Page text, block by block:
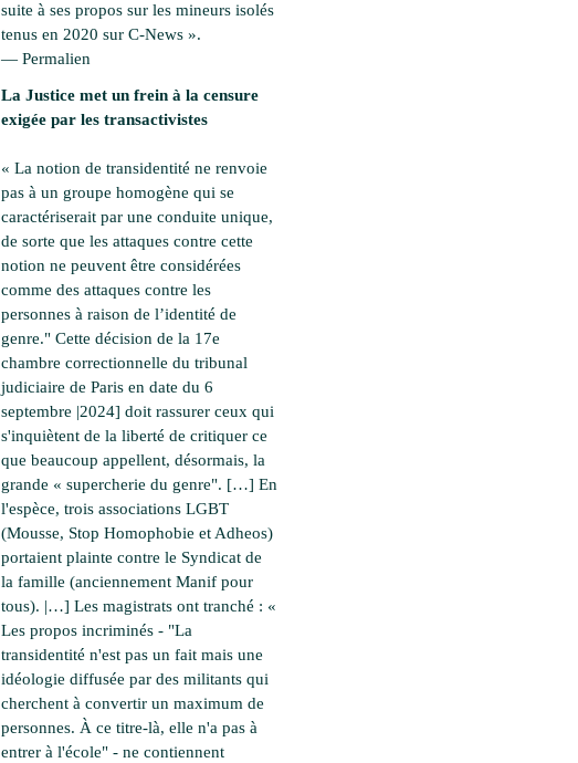
suite à ses propos sur les mineurs isolés
tenus en 2020 sur C-News ».
— Permalien
La Justice met un frein à la censure
exigée par les transactivistes
« La notion de transidentité ne renvoie
pas à un groupe homogène qui se
caractériserait par une conduite unique,
de sorte que les attaques contre cette
notion ne peuvent être considérées
comme des attaques contre les
personnes à raison de l’identité de
genre." Cette décision de la 17e
chambre correctionnelle du tribunal
judiciaire de Paris en date du 6
septembre |2024] doit rassurer ceux qui
s'inquiètent de la liberté de critiquer ce
que beaucoup appellent, désormais, la
grande « supercherie du genre". […] En
l'espèce, trois associations LGBT
(Mousse, Stop Homophobie et Adheos)
portaient plainte contre le Syndicat de
la famille (anciennement Manif pour
tous). |…] Les magistrats ont tranché : «
Les propos incriminés - "La
transidentité n'est pas un fait mais une
idéologie diffusée par des militants qui
cherchent à convertir un maximum de
personnes. À ce titre-là, elle n'a pas à
entrer à l'école" - ne contiennent